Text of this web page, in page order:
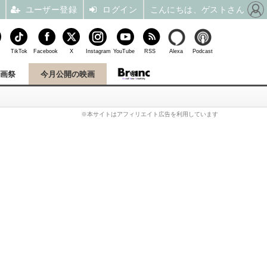
祭 今月公開の映画
※本サイトはアフィリエイト広告を利用しています
TikTok Facebook X Instagram YouTube RSS Alexa Podcast
ユーザー登録 ログイン こんにちは、ゲストさん